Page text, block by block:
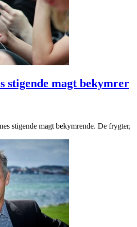
stigende magt bekymrer
stigende magt bekymrende. De frygter,